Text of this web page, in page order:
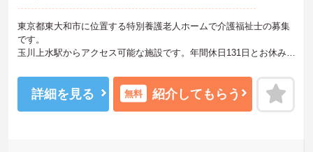
東京都東大和市に位置する特別養護老人ホームで介護福祉士の募集
です。
玉川上水駅からアクセス可能な施設です。年間休日131日とお休みを
当、退職金制度など福利厚生も充実しています。障害福祉サービス
も併設しており、幅広い経験を積みながらスキルアップを目指せま
詳細を見る 無料 紹介してもらう